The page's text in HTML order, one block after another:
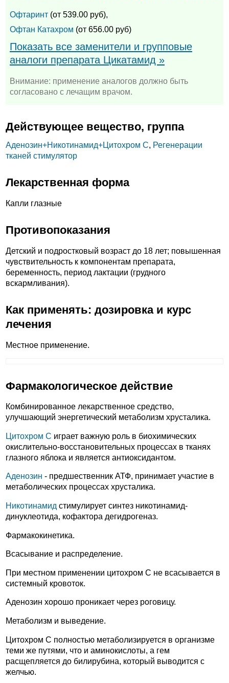
Офтаринт (от 539.00 руб),
Офтан Катахром (от 656.00 руб)
Показать все заменители и групповые
аналоги препарата Цикатамид »
Внимание: применение аналогов должно быть
согласовано с лечащим врачом.
Действующее вещество, группа
Аденозин+Никотинамид+Цитохром С, Регенерации
тканей стимулятор
Лекарственная форма
Капли глазные
Противопоказания
Детский и подростковый возраст до 18 лет; повышенная
чувствительность к компонентам препарата,
беременность, период лактации (грудного
вскармливания).
Как применять: дозировка и курс
лечения
Местное применение.
Фармакологическое действие
Комбинированное лекарственное средство,
улучшающий энергетический метаболизм хрусталика.
Цитохром С играет важную роль в биохимических
окислительно-восстановительных процессах в тканях
глазного яблока и является антиоксидантом.
Аденозин - предшественник АТФ, принимает участие в
метаболических процессах хрусталика.
Никотинамид стимулирует синтез никотинамид-
динуклеотида, кофактора дегидрогеназ.
Фармакокинетика.
Всасывание и распределение.
При местном применении цитохром С не всасывается в
системный кровоток.
Аденозин хорошо проникает через роговицу.
Метаболизм и выведение.
Цитохром С полностью метаболизируется в организме
теми же путями, что и аминокислоты, а гем
расщепляется до билирубина, который выводится с
желчью.